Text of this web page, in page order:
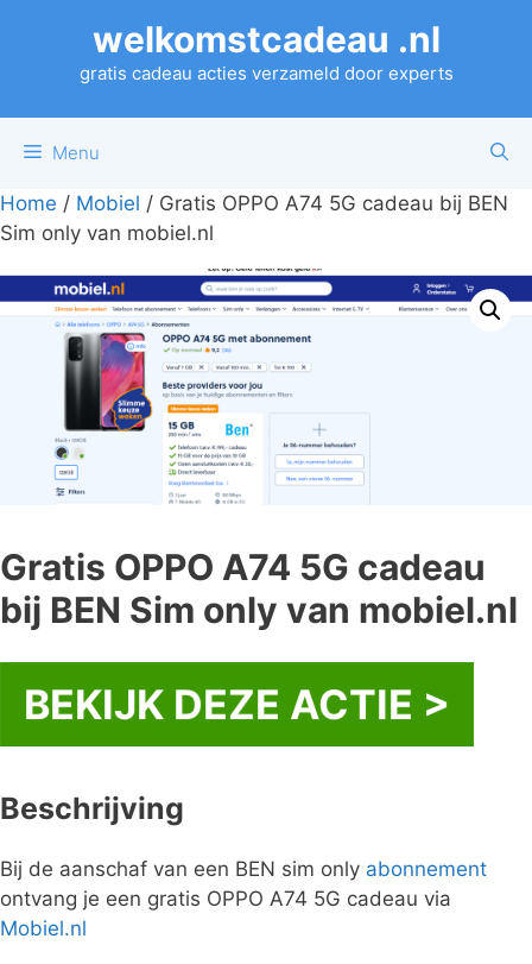
welkomstcadeau .nl
gratis cadeau acties verzameld door experts
Menu
Home / Mobiel / Gratis OPPO A74 5G cadeau bij BEN
Sim only van mobiel.nl
Gratis OPPO A74 5G cadeau
bij BEN Sim only van mobiel.nl
BEKIJK DEZE ACTIE >
Beschrijving
Bij de aanschaf van een BEN sim only abonnement
ontvang je een gratis OPPO A74 5G cadeau via
Mobiel.nl